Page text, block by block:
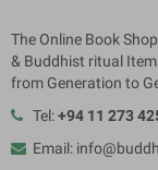
The Online Book
& Buddhist ritual
from Generation to
Tel:+94 11 273
Email: